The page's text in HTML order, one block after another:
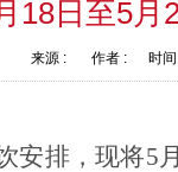
18日至5
来源 : 作者 : 时
安排，现将5月